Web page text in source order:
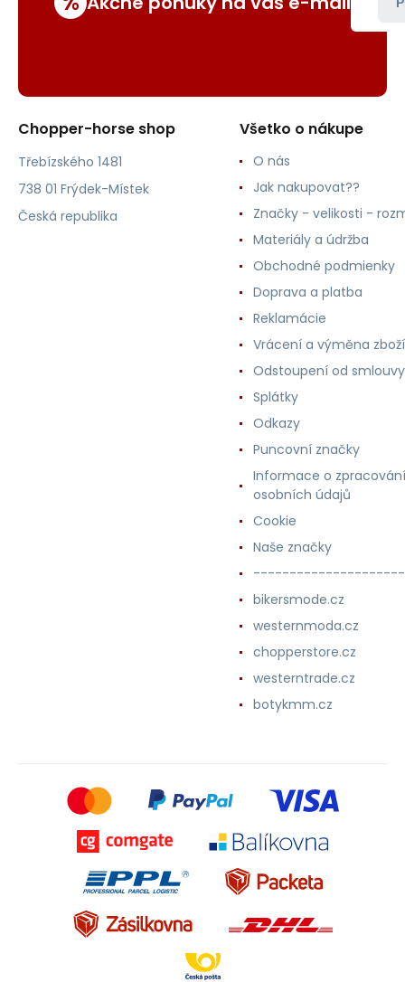
Chopper-horse shop
Třebízského 1481
738 01 Frýdek-Místek
Česká republika
Všetko o nákupe
O nás
Jak nakupovat??
Značky - velikosti -
Materiály a údržba
Obchodné podmienky
Doprava a platba
Reklamácie
Vrácení a výměna zboží
Odstoupení od smlouvy
Splátky
Odkazy
Puncovní značky
Informace o zpracování
osobních údajů
Cookie
Naše značky
bikersmode.cz
westernmoda.cz
chopperstore.cz
westerntrade.cz
botykmm.cz